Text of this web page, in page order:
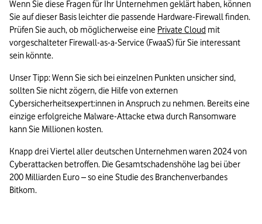
Wenn Sie diese Fragen für Ihr Unternehmen geklärt haben, können
Sie auf dieser Basis leichter die passende Hardware-Firewall finden.
Prüfen Sie auch, ob möglicherweise eine Private Cloud mit
vorgeschalteter Firewall-as-a-Service (FwaaS) für Sie interessant
sein könnte.
Unser Tipp: Wenn Sie sich bei einzelnen Punkten unsicher sind,
sollten Sie nicht zögern, die Hilfe von externen
Cybersicherheitsexpert:innen in Anspruch zu nehmen. Bereits eine
einzige erfolgreiche Malware-Attacke etwa durch Ransomware
kann Sie Millionen kosten.
Knapp drei Viertel aller deutschen Unternehmen waren 2024 von
Cyberattacken betroffen. Die Gesamtschadenshöhe lag bei über
200 Milliarden Euro – so eine Studie des Branchenverbandes
Bitkom.